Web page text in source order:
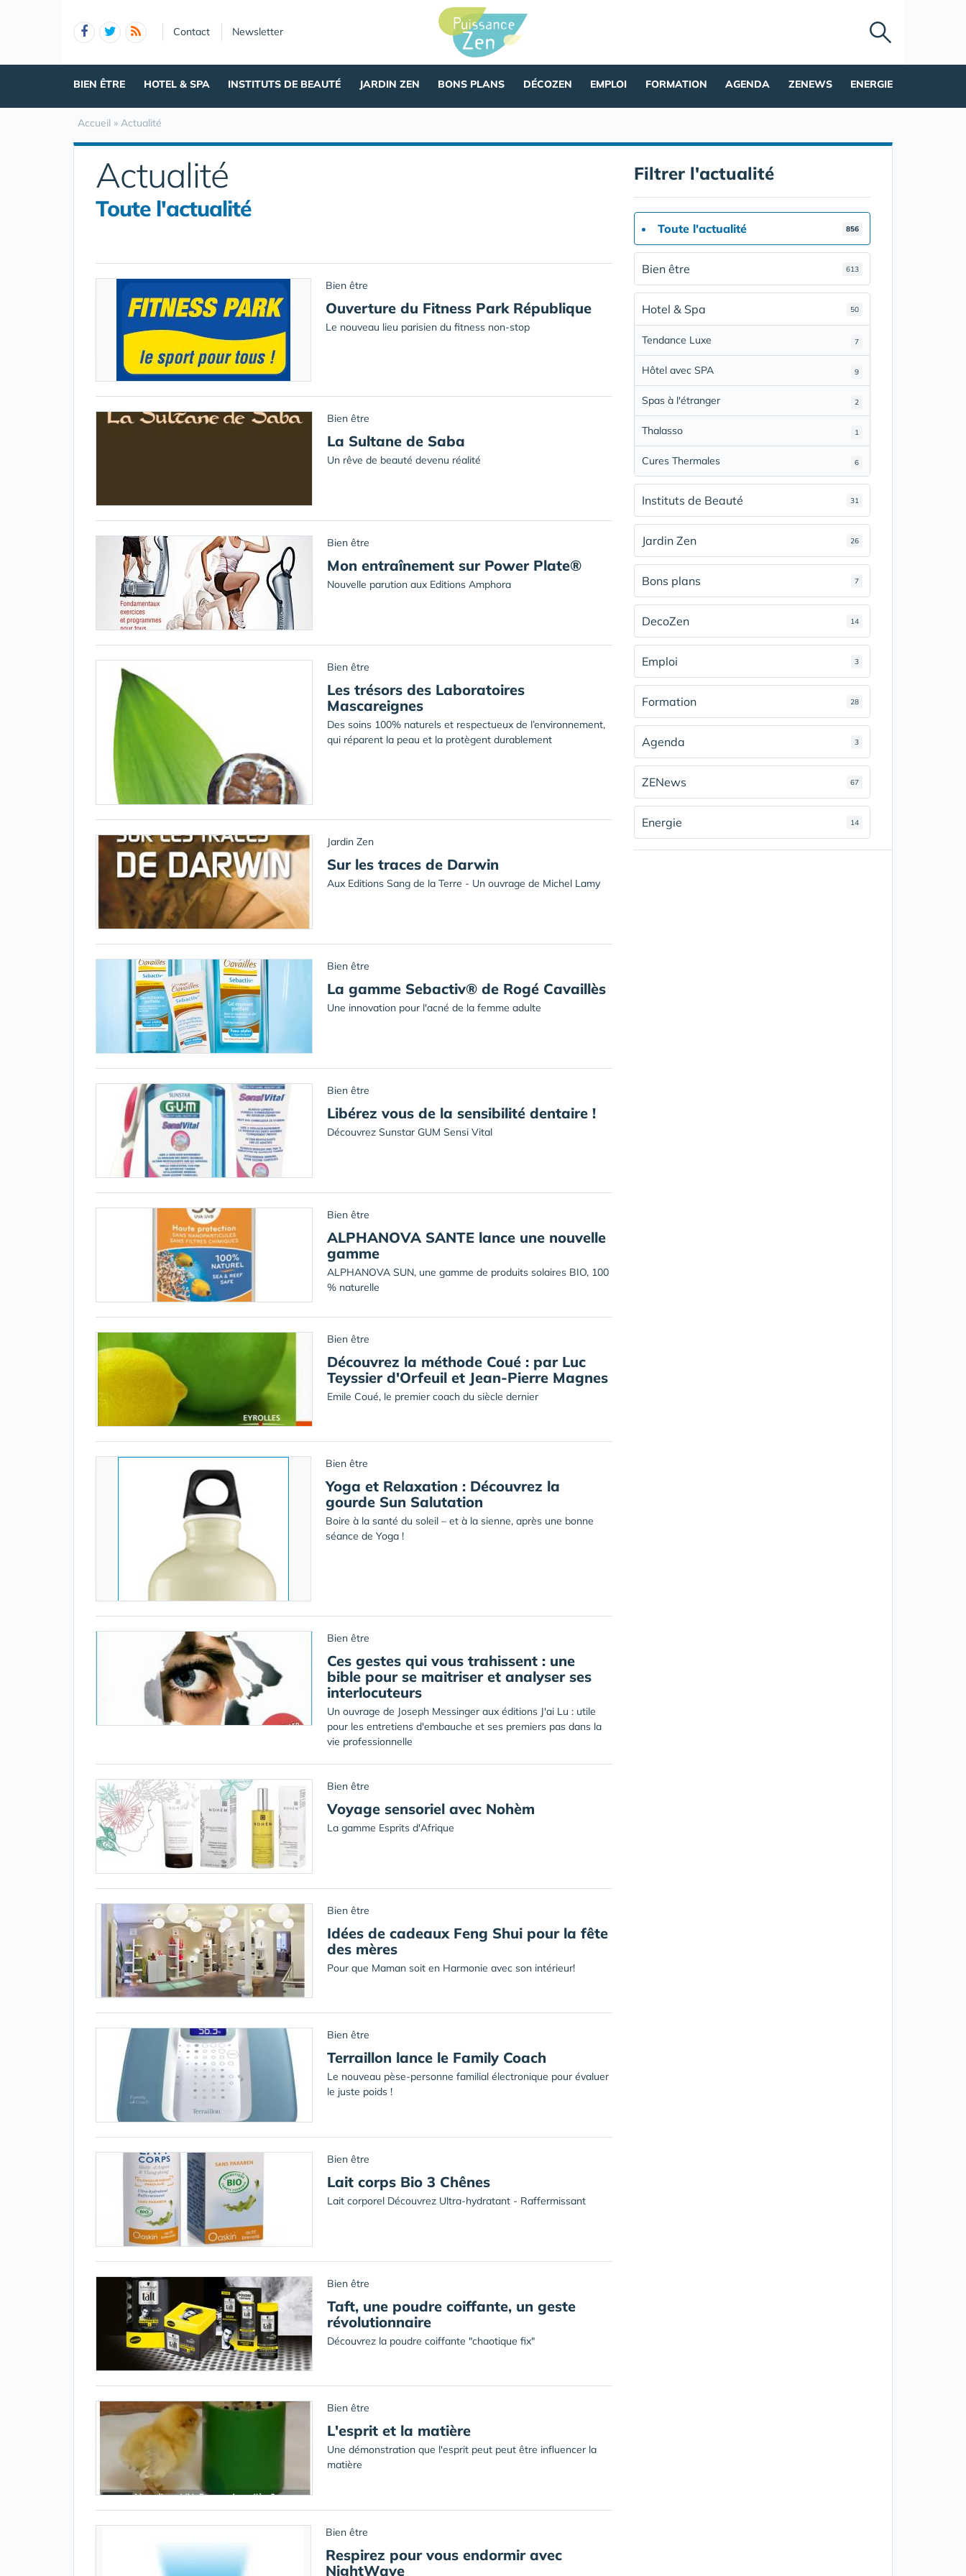
Contact Newsletter
BIEN ÊTRE HOTEL & SPA INSTITUTS DE BEAUTÉ JARDIN ZEN BONS PLANS DÉCOZEN EMPLOI FORMATION AGENDA ZENEWS ENERGIE
Accueil » Actualité
Actualité
Toute l'actualité
Bien être
Ouverture du Fitness Park République
Le nouveau lieu parisien du fitness non-stop
Bien être
La Sultane de Saba
Un rêve de beauté devenu réalité
Bien être
Mon entraînement sur Power Plate®
Nouvelle parution aux Editions Amphora
Bien être
Les trésors des Laboratoires
Mascareignes
Des soins 100% naturels et respectueux de l’environnement,
qui réparent la peau et la protègent durablement
Jardin Zen
Sur les traces de Darwin
Aux Editions Sang de la Terre - Un ouvrage de Michel Lamy
Bien être
La gamme Sebactiv® de Rogé Cavaillès
Une innovation pour l'acné de la femme adulte
Bien être
Libérez vous de la sensibilité dentaire !
Découvrez Sunstar GUM Sensi Vital
Bien être
ALPHANOVA SANTE lance une nouvelle
gamme
ALPHANOVA SUN, une gamme de produits solaires BIO, 100
% naturelle
Bien être
Découvrez la méthode Coué : par Luc
Teyssier d'Orfeuil et Jean-Pierre Magnes
Emile Coué, le premier coach du siècle dernier
Bien être
Yoga et Relaxation : Découvrez la
gourde Sun Salutation
Boire à la santé du soleil – et à la sienne, après une bonne
séance de Yoga !
Bien être
Ces gestes qui vous trahissent : une
bible pour se maitriser et analyser ses
interlocuteurs
Un ouvrage de Joseph Messinger aux éditions J'ai Lu : utile
pour les entretiens d'embauche et ses premiers pas dans la
vie professionnelle
Bien être
Voyage sensoriel avec Nohèm
La gamme Esprits d'Afrique
Bien être
Idées de cadeaux Feng Shui pour la fête
des mères
Pour que Maman soit en Harmonie avec son intérieur!
Bien être
Terraillon lance le Family Coach
Le nouveau pèse-personne familial électronique pour évaluer
le juste poids !
Bien être
Lait corps Bio 3 Chênes
Lait corporel Découvrez Ultra-hydratant - Raffermissant
Bien être
Taft, une poudre coiffante, un geste
révolutionnaire
Découvrez la poudre coiffante "chaotique fix"
Bien être
L'esprit et la matière
Une démonstration que l'esprit peut peut être influencer la
matière
Bien être
Respirez pour vous endormir avec
NightWave
Filtrer l'actualité
Toute l'actualité 856
Bien être 613
Hotel & Spa 50
Tendance Luxe 7
Hôtel avec SPA 9
Spas à l'étranger 2
Thalasso 1
Cures Thermales 6
Instituts de Beauté 31
Jardin Zen 26
Bons plans 7
DecoZen 14
Emploi 3
Formation 28
Agenda 3
ZENews 67
Energie 14